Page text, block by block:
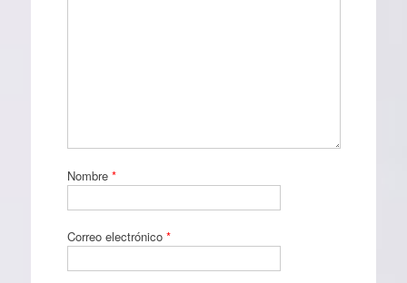
Nombre *
Correo electrónico *